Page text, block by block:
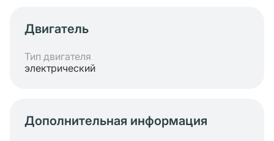
Двигатель
Тип двигателя
электрический
Дополнительная информация